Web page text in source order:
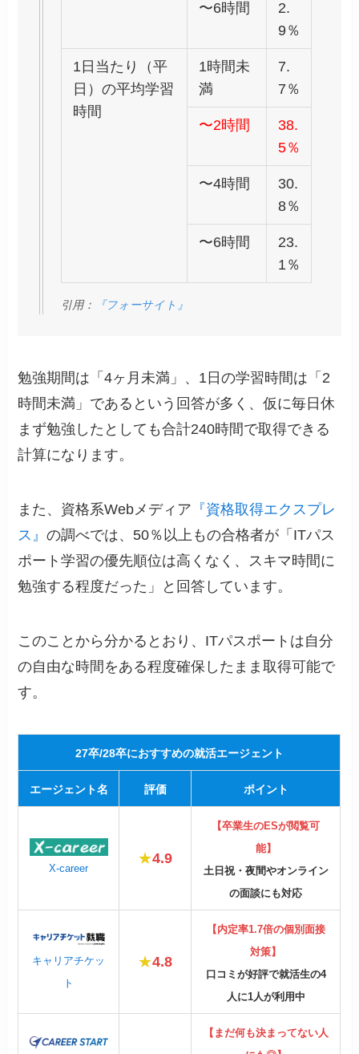
〜6時間
2.
9％
1日当たり（平
日）の平均学習
時間
1時間未
満
7.
7％
〜2時間
38.
5％
〜4時間
30.
8％
〜6時間
23.
1％
引用： 『フォーサイト』
勉強期間は「4ヶ月未満」、1日の学習時間は「2
時間未満」であるという回答が多く、仮に毎日休
まず勉強したとしても合計240時間で取得できる
計算になります。
また、資格系Webメディア 『資格取得エクスプレ
ス』の調べでは、50％以上もの合格者が「ITパス
ポート学習の優先順位は高くなく、スキマ時間に
勉強する程度だった」と回答しています。
このことから分かるとおり、ITパスポートは自分
の自由な時間をある程度確保したまま取得可能で
す。
27卒/28卒におすすめの就活エージェント
エージェント名 評価 ポイント
X-career
★4.9
【卒業生のESが閲覧可
能】
土日祝・夜間やオンライン
の面談にも対応
キャリアチケッ
ト
★4.8
【内定率1.7倍の個別面接
対策】
口コミが好評で就活生の4
人に1人が利用中
【まだ何も決まってない人